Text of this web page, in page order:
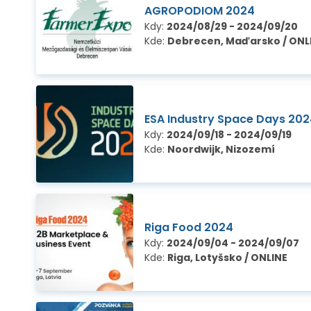
AGROPODIOM 2024
Kdy: 2024/08/29 - 2024/09/20
Kde: Debrecen, Maďarsko /
ESA Industry Space Days
Kdy: 2024/09/18 - 2024/09/19
Kde: Noordwijk, Nizozemí
Riga Food 2024
Kdy: 2024/09/04 - 2024/09/07
Kde: Riga, Lotyšsko / ONLINE